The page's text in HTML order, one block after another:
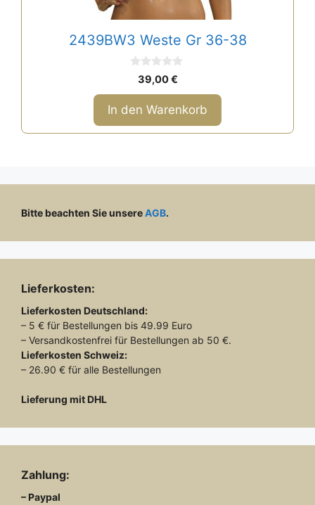
2439BW3 Weste Gr 36-38
o
n
5
39,00€
In den Warenkorb
Bitte beachten Sie unsereAGB.
Lieferkosten:
Lieferkosten Deutschland:
– 5 € für Bestellungen bis 49.99 Euro
– Versandkostenfrei für Bestellungen ab 50 €.
Lieferkosten Schweiz:
– 26.90 € für alle Bestellungen
Lieferung mit DHL
Zahlung:
– Paypal